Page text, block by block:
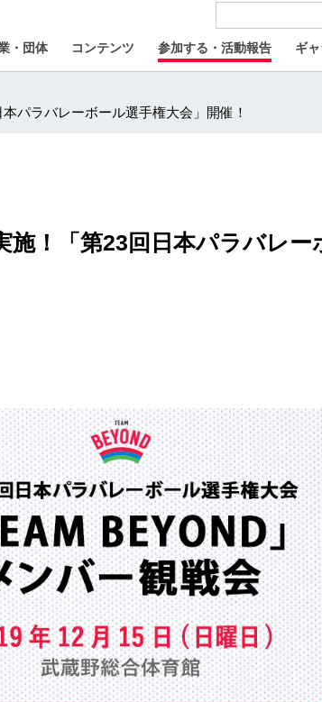
・団体 コンテンツ 参加する・活動報告 ギ
パラバレーボール選手権大会」開催！
施！「第23回日本パラバレ